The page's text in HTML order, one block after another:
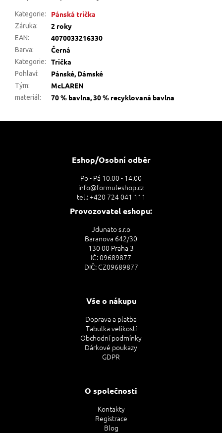
Kategorie: Pánská trička
Záruka: 2 roky
EAN: 4070033216330
Barva: Černá
Kategorie: Trička
Pohlaví: Pánské, Dámské
Tým: McLAREN
materiál: 70 % bavlna, 30 % recyklovaná bavlna
Eshop/Osobní odběr
Po - Pá 10.00 - 14.00
info@formuleshop.cz
tel.: +420 724 041 111
Provozovatel eshopu:
Jdunato s.r.o
Baranova 642/30
130 00 Praha 3
IČ: 09689877
DIČ: CZ09689877
Vše o nákupu
Doprava a platba
Tabulka velikostí
Obchodní podmínky
Dárkové poukazy
GDPR
O společnosti
Kontakty
Registrace
Blog